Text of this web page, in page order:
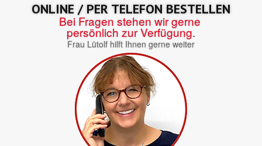
ONLINE / PER TELEFON BESTELLEN
Bei Fragen stehen wir gerne
persönlich zur Verfügung.
Frau Lütolf hilft Ihnen gerne weiter